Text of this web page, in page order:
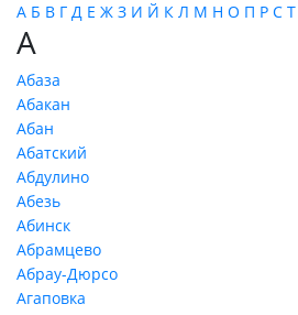
А Б В Г Д Е Ж З И Й К Л М Н О П Р С Т
А
Абаза
Абакан
Абан
Абатский
Абдулино
Абезь
Абинск
Абрамцево
Абрау-Дюрсо
Агаповка